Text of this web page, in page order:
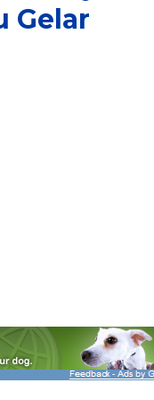
Gelar